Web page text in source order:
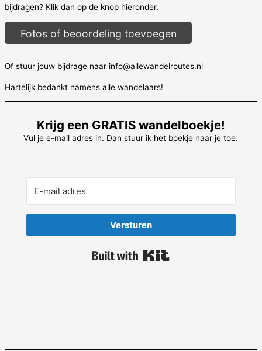
bijdragen? Klik dan op de knop hieronder.
Fotos of beoordeling toevoegen
Of stuur jouw bijdrage naar info@allewandelroutes.nl
Hartelijk bedankt namens alle wandelaars!
Krijg een GRATIS wandelboekje!
Vul je e-mail adres in. Dan stuur ik het boekje naar je toe.
Versturen